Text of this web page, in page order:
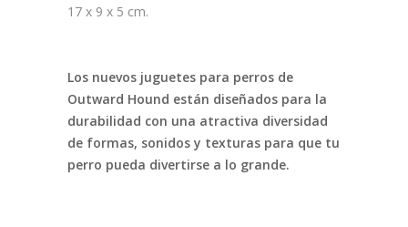
17 x 9 x 5 cm.
Los nuevos juguetes para perros de
Outward Hound están diseñados para la
durabilidad con una atractiva diversidad
de formas, sonidos y texturas para que tu
perro pueda divertirse a lo grande.